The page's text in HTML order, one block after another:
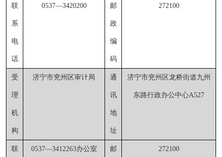
联
系
电
话
0537—3420200 邮
政
编
码
272100
受
理
机
构
济宁市兖州区审计局 通
讯
地
址
济宁市兖州区龙桥街道九州
东路行政办公中心A527
联 0537—3412263办公室 邮 272100